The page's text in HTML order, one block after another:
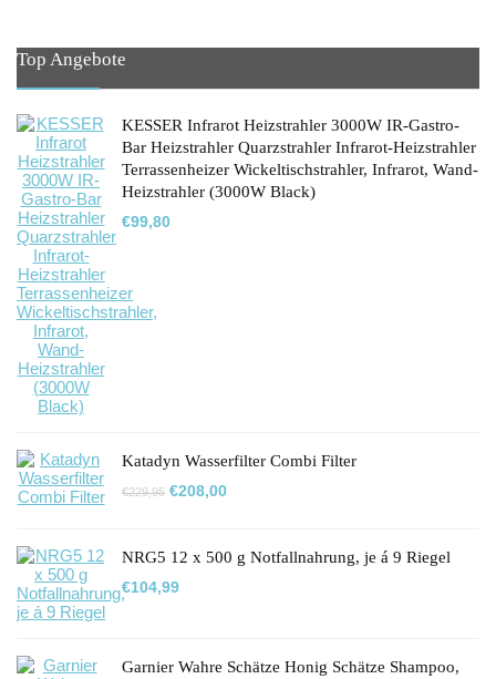
Top Angebote
KESSER Infrarot Heizstrahler 3000W IR-Gastro-
Bar Heizstrahler Quarzstrahler Infrarot-Heizstrahler
Terrassenheizer Wickeltischstrahler, Infrarot, Wand-
Heizstrahler (3000W Black)
€99,80
Katadyn Wasserfilter Combi Filter
€229,95 Ursprünglicher
€208,00Aktueller
NRG5 12 x 500 g Notfallnahrung, je á 9 Riegel
€104,99
Garnier Wahre Schätze Honig Schätze Shampoo,